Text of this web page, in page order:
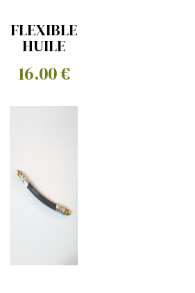
FLEXIBLE
HUILE
AVANT
SEMI
16.00 €